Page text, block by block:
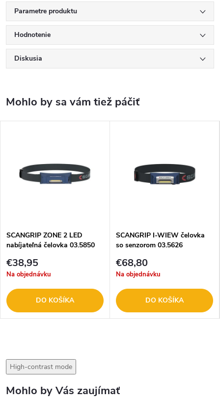
Parametre produktu
Hodnotenie
Diskusia
SCANGRIP ZONE 2 LED
nabíjateľná čelovka 03.5850
€38,95
Na objednávku
DO KOŠÍKA
SCANGRIP I-WIEW čelovka
so senzorom 03.5626
€68,80
Na objednávku
DO KOŠÍKA
High-contrast mode
Mohlo by Vás zaujímať